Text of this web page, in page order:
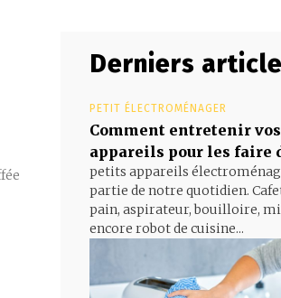
Derniers
PETIT ÉLECTROMÉNAGER
Comment entretenir
appareils pour les faire
petits appareils
partie de notre quotidien.
pain, aspirateur, bouilloire,
encore robot de cuisine...